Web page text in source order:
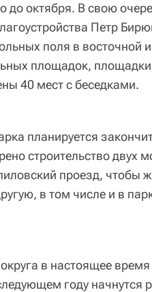
до октября. В свою
Петр
поля в восточной
площадок,
40 мест с беседками.
планируется
строительство двух
проезд, чтобы
в том числе и в
в настоящее
году начнутся